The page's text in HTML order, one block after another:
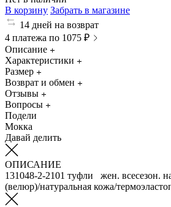
В корзину Забрать в магазине
14 дней на возврат
4 платежа по 1075 ₽
Описание
Характеристики
Размер
Возврат и обмен
Отзывы
Вопросы
Подели
Мокка
Давай делить
ОПИСАНИЕ
131048-2-2101 туфли жен. всесезон.
(велюр)/натуральная кожа/